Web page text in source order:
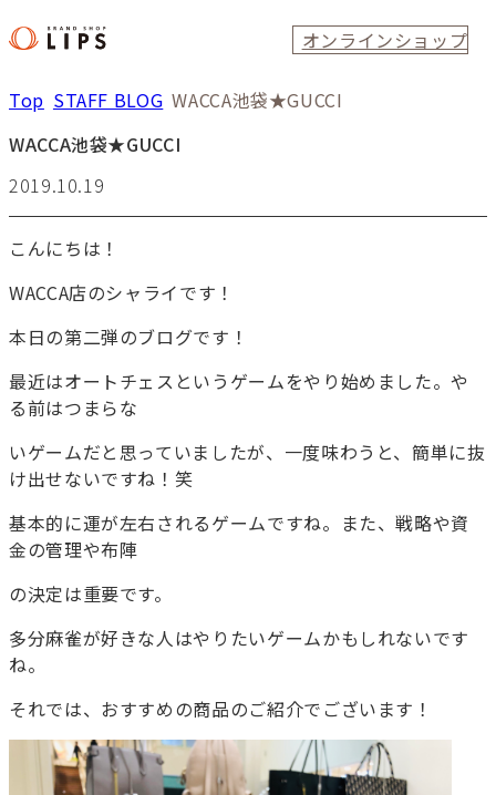
オンラインショップ
Top STAFF BLOG WACCA池袋★GUCCI
WACCA池袋★GUCCI
2019.10.19
こんにちは！
WACCA店のシャライです！
本日の第二弾のブログです！
最近はオートチェスというゲームをやり始めました。や
る前はつまらな
いゲームだと思っていましたが、一度味わうと、簡単に抜
け出せないですね！笑
基本的に運が左右されるゲームですね。また、戦略や資
金の管理や布陣
の決定は重要です。
多分麻雀が好きな人はやりたいゲームかもしれないです
ね。
それでは、おすすめの商品のご紹介でございます！